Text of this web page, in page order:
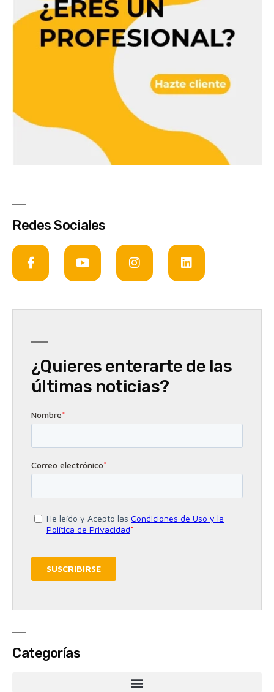
Redes Sociales
¿Quieres enterarte de las
últimas noticias?
Categorías